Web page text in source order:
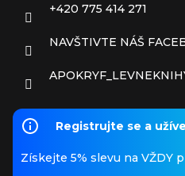
+420 775 414 271
NAVŠTIVTE NÁŠ
Registrujte se a
Získejte 5% slevu na VŽDY